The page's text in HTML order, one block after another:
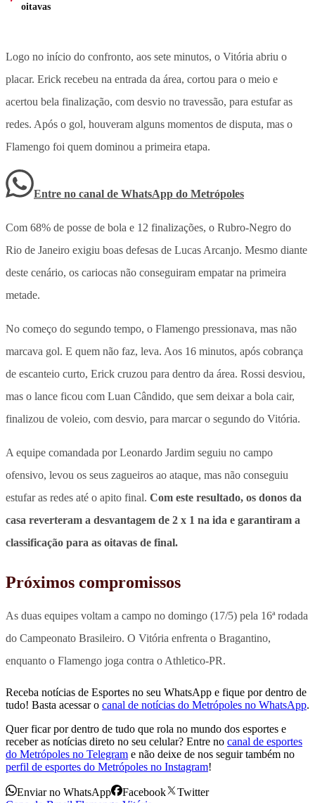
oitavas
Logo no início do confronto, aos sete minutos, o Vitória abriu o
placar. Erick recebeu na entrada da área, cortou para o meio e
acertou bela finalização, com desvio no travessão, para estufar as
redes. Após o gol, houveram alguns momentos de disputa, mas o
Flamengo foi quem dominou a primeira etapa.
Entre no canal de WhatsApp do Metrópoles
Com 68% de posse de bola e 12 finalizações, o Rubro-Negro do
Rio de Janeiro exigiu boas defesas de Lucas Arcanjo. Mesmo diante
deste cenário, os cariocas não conseguiram empatar na primeira
metade.
No começo do segundo tempo, o Flamengo pressionava, mas não
marcava gol. E quem não faz, leva. Aos 16 minutos, após cobrança
de escanteio curto, Erick cruzou para dentro da área. Rossi desviou,
mas o lance ficou com Luan Cândido, que sem deixar a bola cair,
finalizou de voleio, com desvio, para marcar o segundo do Vitória.
A equipe comandada por Leonardo Jardim seguiu no campo
ofensivo, levou os seus zagueiros ao ataque, mas não conseguiu
estufar as redes até o apito final. Com este resultado, os donos da
casa reverteram a desvantagem de 2 x 1 na ida e garantiram a
classificação para as oitavas de final.
Próximos compromissos
As duas equipes voltam a campo no domingo (17/5) pela 16ª rodada
do Campeonato Brasileiro. O Vitória enfrenta o Bragantino,
enquanto o Flamengo joga contra o Athletico-PR.
Receba notícias de Esportes no seu WhatsApp e fique por dentro de
tudo! Basta acessar o canal de notícias do Metrópoles no WhatsApp.
Quer ficar por dentro de tudo que rola no mundo dos esportes e
receber as notícias direto no seu celular? Entre no canal de esportes
do Metrópoles no Telegram e não deixe de nos seguir também no
perfil de esportes do Metrópoles no Instagram!
Enviar no WhatsApp Facebook
Twitter